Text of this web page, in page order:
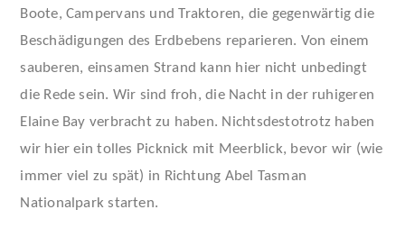
Boote, Campervans und Traktoren, die gegenwärtig die
Beschädigungen des Erdbebens reparieren. Von einem
sauberen, einsamen Strand kann hier nicht unbedingt
die Rede sein. Wir sind froh, die Nacht in der ruhigeren
Elaine Bay verbracht zu haben. Nichtsdestotrotz haben
wir hier ein tolles Picknick mit Meerblick, bevor wir (wie
immer viel zu spät) in Richtung Abel Tasman
Nationalpark starten.